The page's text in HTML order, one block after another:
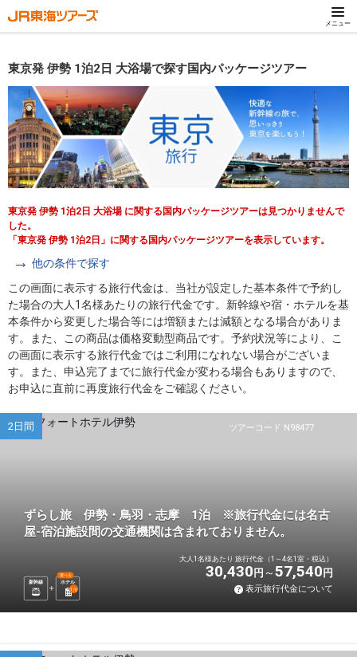
メニュー
東京発 伊勢 1泊2日 大浴場で探す国内パッケージツアー
東京発 伊勢 1泊2日 大浴場 に関する国内パッケージツアーは見つかりませんで
した。
「東京発 伊勢 1泊2日」に関する国内パッケージツアーを表示しています。
他の条件で探す
この画面に表示する旅行代金は、当社が設定した基本条件で予約し
た場合の大人1名様あたりの旅行代金です。新幹線や宿・ホテルを基
本条件から変更した場合等には増額または減額となる場合がありま
す。また、この商品は価格変動型商品です。予約状況等により、こ
の画面に表示する旅行代金ではご利用になれない場合がございま
す。また、申込完了までに旅行代金が変わる場合もありますので、
お申込に直前に再度旅行代金をご確認ください。
ツアーコード N98477
2日間
ずらし旅 伊勢・鳥羽・志摩 1泊 ※旅行代金には名古
屋-宿泊施設間の交通機関は含まれておりません。
新幹線 ホテル
選べる
1 泊
大人1名様あたり 旅行代金（1～4名1室・税込）
30,430 円 57,540 円
表示旅行代金について